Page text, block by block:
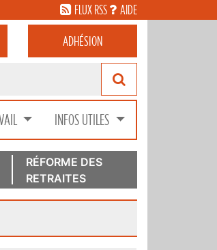
FLUX RSS AIDE
ADHÉSION
INFOS UTILES
RÉFORME DES
RETRAITES